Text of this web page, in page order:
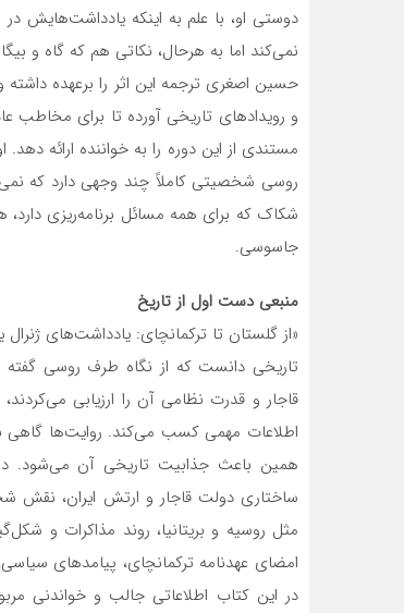
دوستی او، با علم به اینکه
نمی‌کند اما به هرحال، نکاتی هم که گاه و
حسین اصغری ترجمه این اثر را برعهده
و رویدادهای تاریخی آورده تا برای
مستندی از این دوره را به خواننده ارائه
روسی شخصیتی کاملاً چند وجهی دارد که
شکاک که برای همه مسائل برنامه‌ریزی
جاسوسی.
منبعی دست اول از تاریخ
«از گلستان تا ترکمانچای: یادداشت‌های
تاریخی دانست که از نگاه طرف روسی
قاجار و قدرت نظامی آن را ارزیابی
اطلاعات مهمی کسب می‌کند. روایت‌ها گاهی
همین باعث جذابیت تاریخی آن می‌شود.
ساختاری دولت قاجار و ارتش ایران، نقش
مثل روسیه و بریتانیا، روند مذاکرات و
امضای عهدنامه ترکمانچای، پیامدهای
در این کتاب اطلاعاتی جالب و خواندنی